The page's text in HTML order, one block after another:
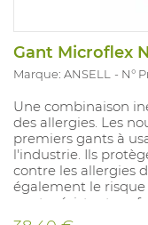
Gant Microflex
Marque: ANSELL N°
Une combinaison
des allergies. Les
premiers gants à
l'industrie. Ils
contre les allergies
également le
gants résistent
aux alcools et